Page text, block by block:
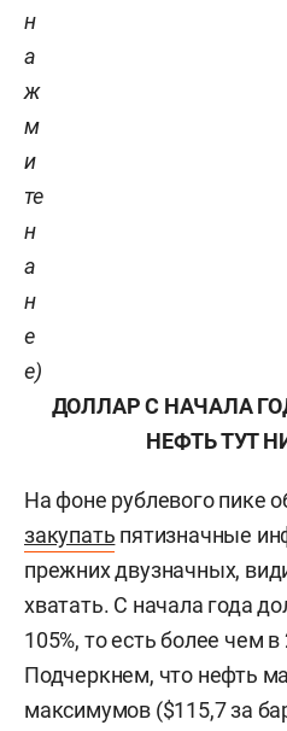
н
а
ж
м
и
те
н
а
н
е
е)
ДОЛЛАР С НАЧАЛА
НЕФТЬ ТУТ
На фоне рублевого пике
закупать пятизначные
прежних двузначных,
хватать. С начала года
105%, то есть более чем
Подчеркнем, что нефть
максимумов ($115,7 за